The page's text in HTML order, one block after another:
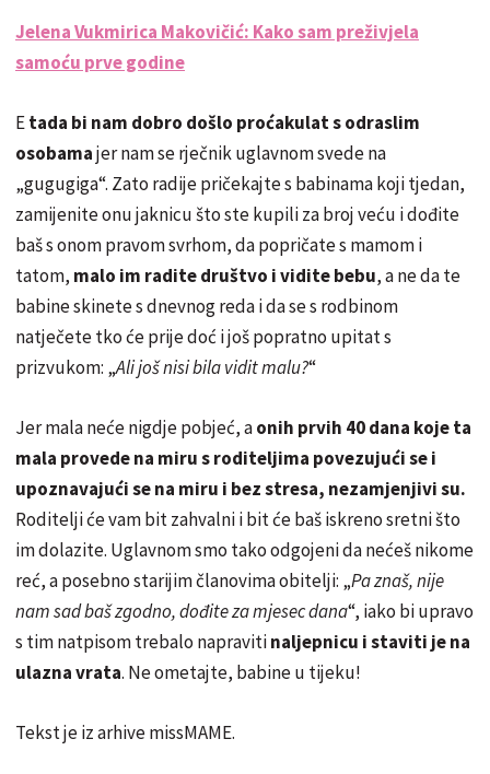
Jelena Vukmirica Makovičić: Kako sam preživjela
samoću prve godine
Etada bi nam dobro došlo proćakulat s odraslim
osobamajer nam se rječnik uglavnom svede na
„gugugiga“. Zato radije pričekajte s babinama koji tjedan,
zamijenite onu jaknicu što ste kupili za broj veću i dođite
baš s onom pravom svrhom, da popričate s mamom i
tatom, malo im radite društvo i vidite bebu, a ne da te
babine skinete s dnevnog reda i da se s rodbinom
natječete tko će prije doć i još popratno upitat s
prizvukom: „Ali još nisi bila vidit malu?“
Jer mala neće nigdje pobjeć, aonih prvih 40 dana koje ta
mala provede na miru s roditeljima povezujući se i
upoznavajući se na miru i bez stresa, nezamjenjivi su.
Roditelji će vam bit zahvalni i bit će baš iskreno sretni što
im dolazite. Uglavnom smo tako odgojeni da nećeš nikome
reć, a posebno starijim članovima obitelji: „Pa znaš, nije
nam sad baš zgodno, dođite za mjesec dana“, iako bi upravo
s tim natpisom trebalo napravitinaljepnicu i staviti je na
ulazna vrata. Ne ometajte, babine u tijeku!
Tekst je iz arhive missMAME.